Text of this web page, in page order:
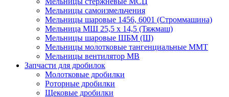
Мельницы самоизмельчения
Мельницы шаровые 1456, 6001 (Строммашина)
Мельница МШ 25,5 х 14,5 (Тяжмаш)
Мельницы шаровые ШБМ (Ш)
Мельницы молотковые тангенциальные ММТ
Мельницы вентилятор МВ
Запчасти для дробилок
Молотковые дробилки
Роторные дробилки
Щековые дробилки